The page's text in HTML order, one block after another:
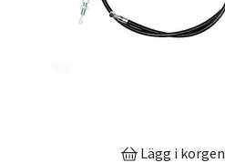
Lägg i korgen